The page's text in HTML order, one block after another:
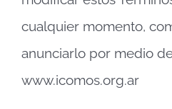
cualquier momento,
anunciarlo por medio
www.icomos.org.ar